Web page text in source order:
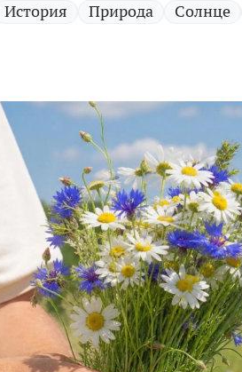
История Природа Солнце